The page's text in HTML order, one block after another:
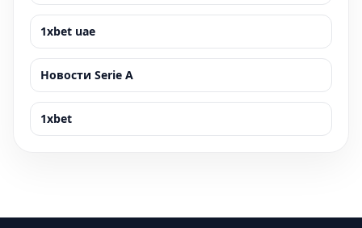
1xbet uae
Новости Serie A
1xbet